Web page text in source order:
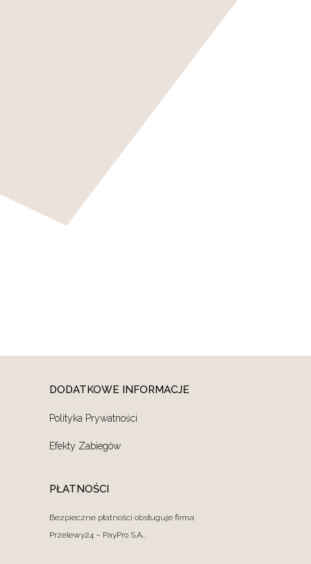
DODATKOWE INFORMACJE
Polityka Prywatności
Efekty Zabiegów
PŁATNOŚCI
Bezpieczne płatności obsługuje firma
Przelewy24 – PayPro S.A..